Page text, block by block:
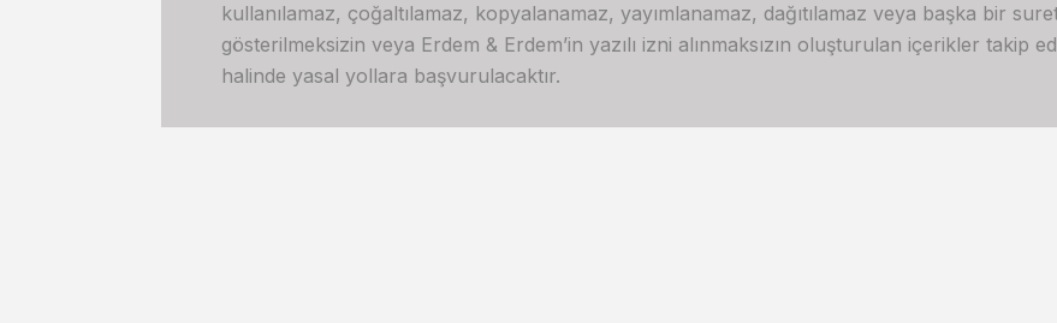
kullanılamaz, çoğaltılamaz, kopyalanamaz, yayımlanamaz, dağıtılamaz veya başka bir
gösterilmeksizin veya Erdem & Erdem’in yazılı izni alınmaksızın oluşturulan içerikler takip
halinde yasal yollara başvurulacaktır.